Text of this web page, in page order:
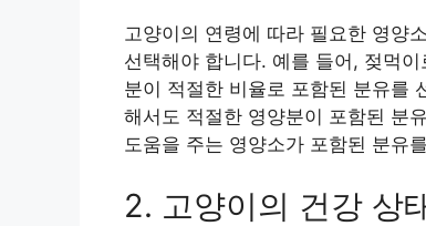
고양이의 연령에 따라 필요한 영양
선택해야 합니다. 예를 들어, 젖먹
분이 적절한 비율로 포함된 분유를
해서도 적절한 영양분이 포함된 분
도움을 주는 영양소가 포함된 분유
2. 고양이의 건강 상